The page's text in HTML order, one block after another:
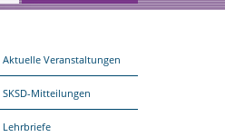
Aktuelle Veranstaltungen
SKSD-Mitteilungen
Lehrbriefe